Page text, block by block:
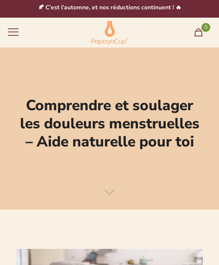
🍂 C’est l’automne, et nos réductions continuent ! 🔥
0
Comprendre et soulager
les douleurs menstruelles
– Aide naturelle pour toi